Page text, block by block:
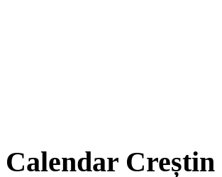
Calendar